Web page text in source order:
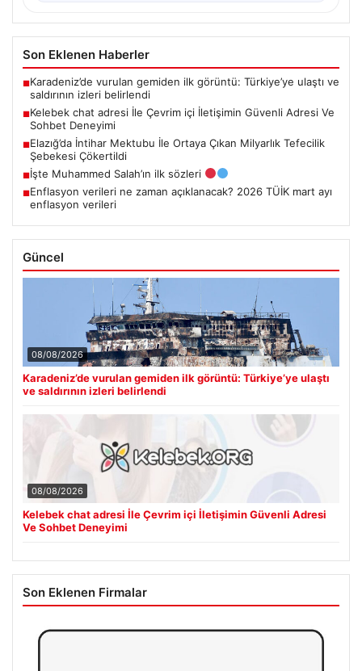
Son Eklenen Haberler
■Karadeniz’de vurulan gemiden ilk görüntü: Türkiye’ye ulaştı ve
saldırının izleri belirlendi
■Kelebek chat adresi İle Çevrim içi İletişimin Güvenli Adresi Ve
Sohbet Deneyimi
■Elazığ’da İntihar Mektubu İle Ortaya Çıkan Milyarlık Tefecilik
Şebekesi Çökertildi
■İşte Muhammed Salah’ın ilk sözleri
■Enflasyon verileri ne zaman açıklanacak? 2026 TÜİK mart ayı
enflasyon verileri
Güncel
08/08/2026
Karadeniz’de vurulan gemiden ilk görüntü: Türkiye’ye ulaştı
ve saldırının izleri belirlendi
08/08/2026
Kelebek chat adresi İle Çevrim içi İletişimin Güvenli Adresi
Ve Sohbet Deneyimi
Son Eklenen Firmalar